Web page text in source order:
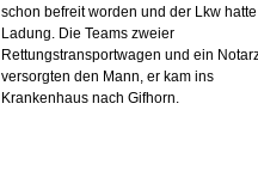
schon befreit worden und der Lkw
Ladung. Die Teams zweier
Rettungstransportwagen und ein
versorgten den Mann, er kam ins
Krankenhaus nach Gifhorn.